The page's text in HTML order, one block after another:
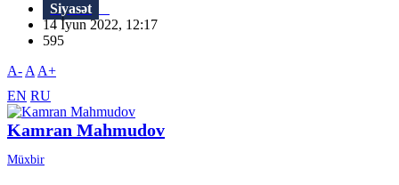
Siyasət
14 İyun 2022, 12:17
595
A- A A+
EN RU
Kamran Mahmudov
Müxbir